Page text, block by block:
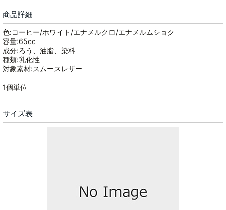
商品詳細
色:コーヒー/ホワイト/エナメルクロ/エナメルムショク
容量:65cc
成分:ろう、油脂、染料
種類:乳化性
対象素材:スムースレザー
1個単位
サイズ表